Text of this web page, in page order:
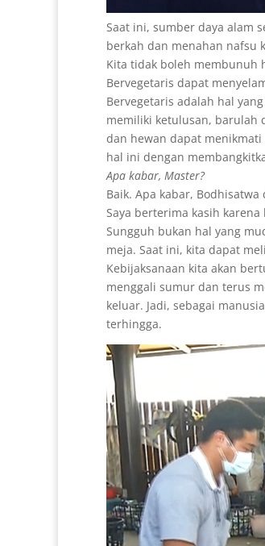
Saat ini, sumber daya alam
berkah dan menahan nafsu
Kita tidak boleh membunuh
Bervegetaris dapat
Bervegetaris adalah hal
memiliki ketulusan, barulah
dan hewan dapat
hal ini dengan
Apa kabar, Master?
Baik. Apa kabar, Bodhisatwa
Saya berterima kasih
Sungguh bukan hal yang
meja. Saat ini, kita dapat
Kebijaksanaan kita akan
menggali sumur dan terus
keluar. Jadi, sebagai
terhingga.